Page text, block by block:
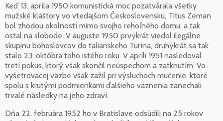
Keď 13. apríla 1950 komunistická moc pozatvárala všetky
mužské kláštory vo vtedajšom Československu, Titus Zeman
bol zhodou okolností mimo svojho rehoľného domu, a tak
ostal na slobode. V auguste 1950 prvýkrát viedol ilegálne
skupinu bohoslovcov do talianskeho Turína, druhýkrát sa tak
stalo 23. októbra toho istého roku. V apríli 1951 nasledoval
tretí pokus, ktorý však skončil neúspechom a zatknutím. Vo
vyšetrovacej väzbe však zažil pri výsluchoch mučenie, ktoré
spolu s krutými podmienkami ďalšieho väznenia zanechali
trvalé následky na jeho zdraví.
Dňa 22. februára 1952 ho v Bratislave odsúdili na 25 rokov